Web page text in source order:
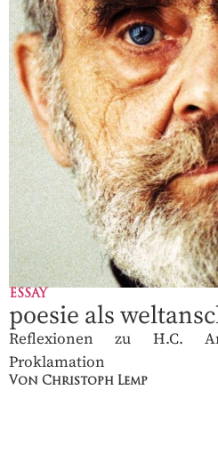
ESSAY
poesie als
Reflexionen zu H.C.
Proklamation
Von Christoph Lemp